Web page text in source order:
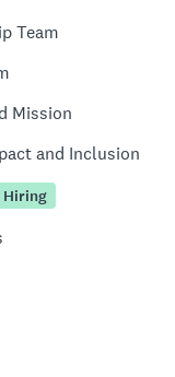
Team
Mission
and Inclusion
Hiring